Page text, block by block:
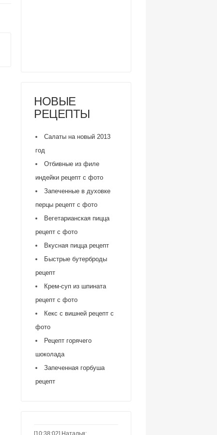
НОВЫЕ
РЕЦЕПТЫ
Салаты на новый 2013
год
Отбивные из филе
индейки рецепт с фото
Запеченные в духовке
перцы рецепт с фото
Вегетарианская пицца
рецепт с фото
Вкусная пицца рецепт
Быстрые бутерброды
рецепт
Крем-суп из шпината
рецепт с фото
Кекс с вишней рецепт с
фото
Рецепт горячего
шоколада
Запеченная горбуша
рецепт
[10:38:02] Наталья: